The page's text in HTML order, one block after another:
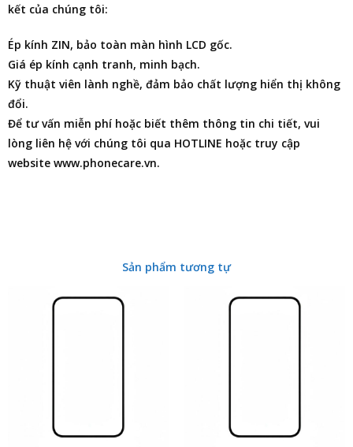
kết của chúng tôi:
Ép kính ZIN, bảo toàn màn hình LCD gốc.
Giá ép kính cạnh tranh, minh bạch.
Kỹ thuật viên lành nghề, đảm bảo chất lượng hiển thị không
đổi.
Để tư vấn miễn phí hoặc biết thêm thông tin chi tiết, vui
lòng liên hệ với chúng tôi qua HOTLINE hoặc truy cập
website www.phonecare.vn.
Sản phẩm tương tự